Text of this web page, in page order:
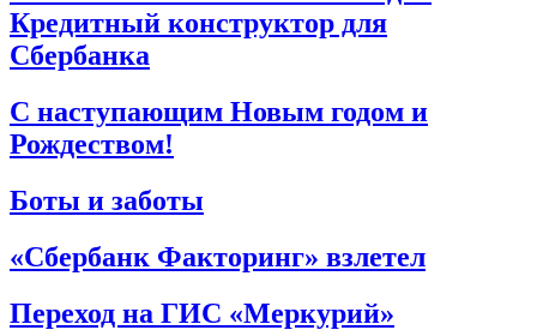
Кредитный конструктор для
Сбербанка
С наступающим Новым годом и
Рождеством!
Боты и заботы
«Сбербанк Факторинг» взлетел
Переход на ГИС «Меркурий»